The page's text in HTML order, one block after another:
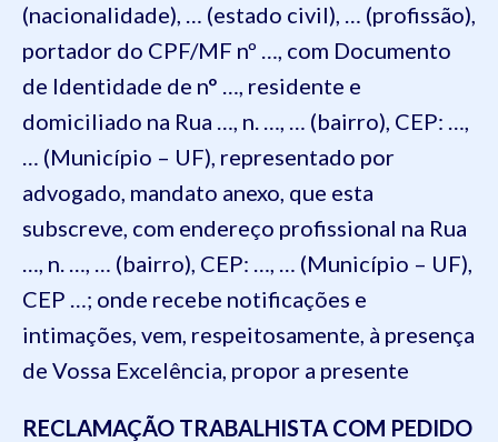
(nacionalidade), … (estado civil), … (profissão),
portador do CPF/MF nº …, com Documento
de Identidade de n° …, residente e
domiciliado na Rua …, n. …, … (bairro), CEP: …,
… (Município – UF), representado por
advogado, mandato anexo, que esta
subscreve, com endereço profissional na Rua
…, n. …, … (bairro), CEP: …, … (Município – UF),
CEP …; onde recebe notificações e
intimações, vem, respeitosamente, à presença
de Vossa Excelência, propor a presente
RECLAMAÇÃO TRABALHISTA COM PEDIDO